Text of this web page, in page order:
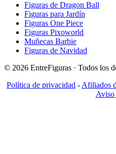
Figuras de Dragon Ball
Figuras para Jardín
Figuras One Piece
Figuras Pixoworld
Muñecas Barbie
Figuras de Navidad
© 2026 EntreFiguras · Todos los
Política de privacidad - Afiliados
Aviso